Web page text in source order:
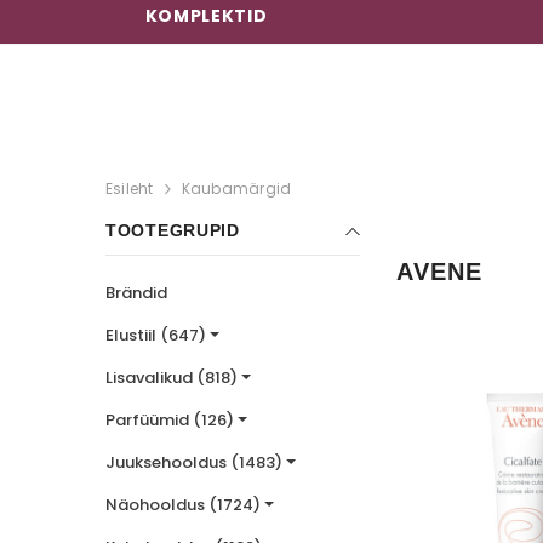
KOMPLEKTID
Esileht Kaubamärgid
TOOTEGRUPID
Brändid
Elustiil (647)
Lisavalikud (818)
Parfüümid (126)
Juuksehooldus (1483)
Näohooldus (1724)
AVENE